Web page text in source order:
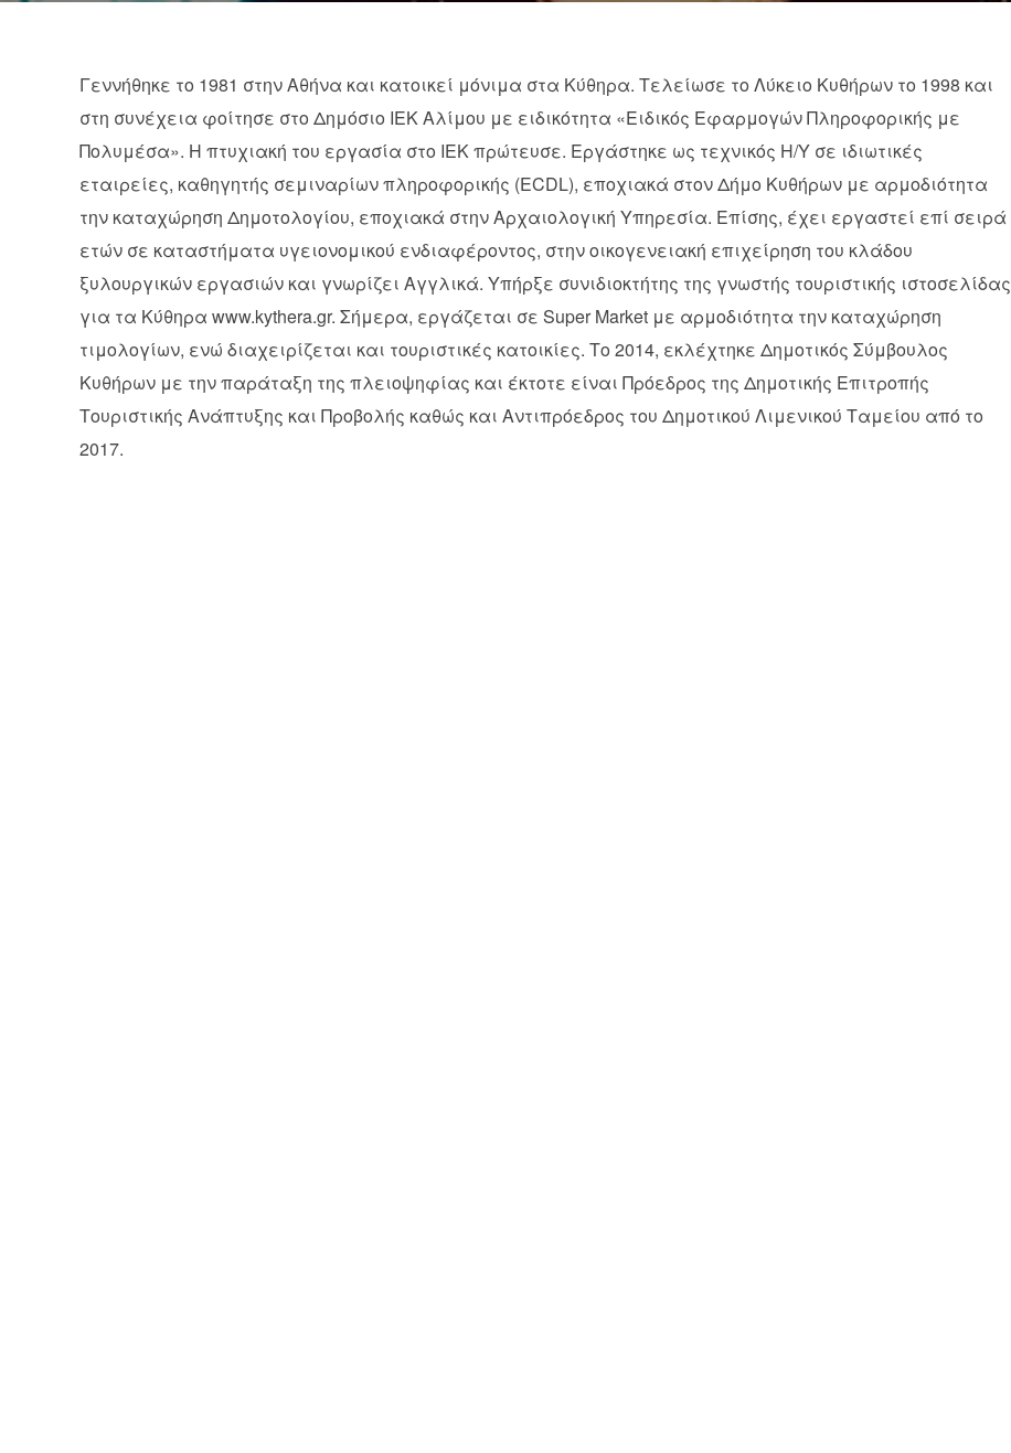
Γεννήθηκε το 1981 στην Αθήνα και κατοικεί μόνιμα στα Κύθηρα. Τελείωσε το Λύκειο Κυθήρων το 1998 και
στη συνέχεια φοίτησε στο Δημόσιο ΙΕΚ Αλίμου με ειδικότητα «Ειδικός Εφαρμογών Πληροφορικής με
Πολυμέσα». Η πτυχιακή του εργασία στο ΙΕΚ πρώτευσε. Εργάστηκε ως τεχνικός Η/Υ σε ιδιωτικές
εταιρείες, καθηγητής σεμιναρίων πληροφορικής (ECDL), εποχιακά στον Δήμο Κυθήρων με αρμοδιότητα
την καταχώρηση Δημοτολογίου, εποχιακά στην Αρχαιολογική Υπηρεσία. Επίσης, έχει εργαστεί επί σειρά
ετών σε καταστήματα υγειονομικού ενδιαφέροντος, στην οικογενειακή επιχείρηση του κλάδου
ξυλουργικών εργασιών και γνωρίζει Αγγλικά. Υπήρξε συνιδιοκτήτης της γνωστής τουριστικής ιστοσελίδας
για τα Κύθηρα www.kythera.gr. Σήμερα, εργάζεται σε Super Market με αρμοδιότητα την καταχώρηση
τιμολογίων, ενώ διαχειρίζεται και τουριστικές κατοικίες. Το 2014, εκλέχτηκε Δημοτικός Σύμβουλος
Κυθήρων με την παράταξη της πλειοψηφίας και έκτοτε είναι Πρόεδρος της Δημοτικής Επιτροπής
Τουριστικής Ανάπτυξης και Προβολής καθώς και Αντιπρόεδρος του Δημοτικού Λιμενικού Ταμείου από το
2017.